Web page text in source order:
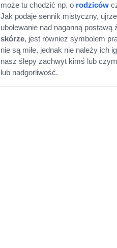
może tu chodzić np. o rodziców
Jak podaje sennik mistyczny,
ubolewanie nad naganną postawą
skórze, jest również symbolem
nie są miłe, jednak nie należy ich
nasz ślepy zachwyt kimś lub
lub nadgorliwość.